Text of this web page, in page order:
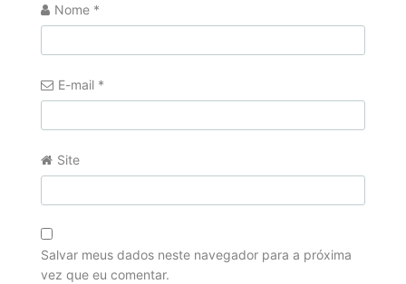
Nome *
E-mail *
Site
Salvar meus dados neste navegador para a próxima
vez que eu comentar.